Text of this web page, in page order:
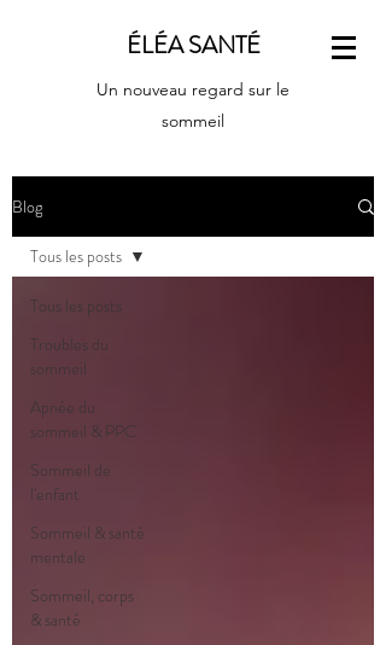
ÉLÉA SANTÉ
Un nouveau regard sur le
sommeil
Blog
Tous les posts
Troubles du
sommeil
Apnée du
sommeil & PPC
Sommeil de
l'enfant
Sommeil & santé
mentale
Sommeil, corps
& santé
Tous les posts